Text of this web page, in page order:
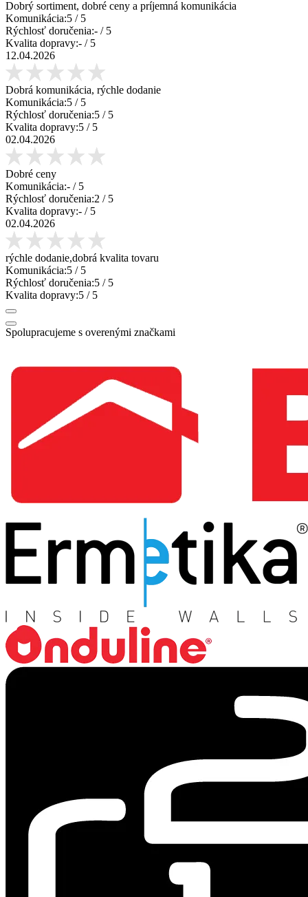
Dobrý sortiment, dobré ceny a príjemná komunikácia
Komunikácia:5 / 5
Rýchlosť doručenia:- / 5
Kvalita dopravy:- / 5
12.04.2026
Dobrá komunikácia, rýchle dodanie
Komunikácia:5 / 5
Rýchlosť doručenia:5 / 5
Kvalita dopravy:5 / 5
02.04.2026
Dobré ceny
Komunikácia:- / 5
Rýchlosť doručenia:2 / 5
Kvalita dopravy:- / 5
02.04.2026
rýchle dodanie,dobrá kvalita tovaru
Komunikácia:5 / 5
Rýchlosť doručenia:5 / 5
Kvalita dopravy:5 / 5
Spolupracujeme s overenými značkami